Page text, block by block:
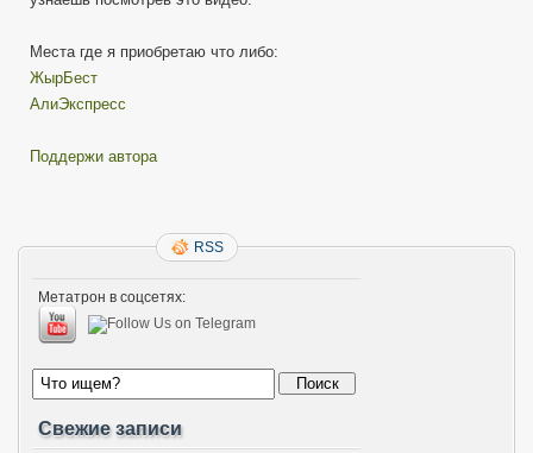
Места где я приобретаю что либо:
ЖырБест
АлиЭкспресс
Поддержи автора
RSS
Метатрон в соцсетях:
Свежие записи